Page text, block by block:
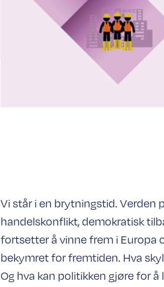
Vi står i en brytningstid. Verden
handelskonflikt, demokratisk
fortsetter å vinne frem i Europa
bekymret for fremtiden. Hva
Og hva kan politikken gjøre for å